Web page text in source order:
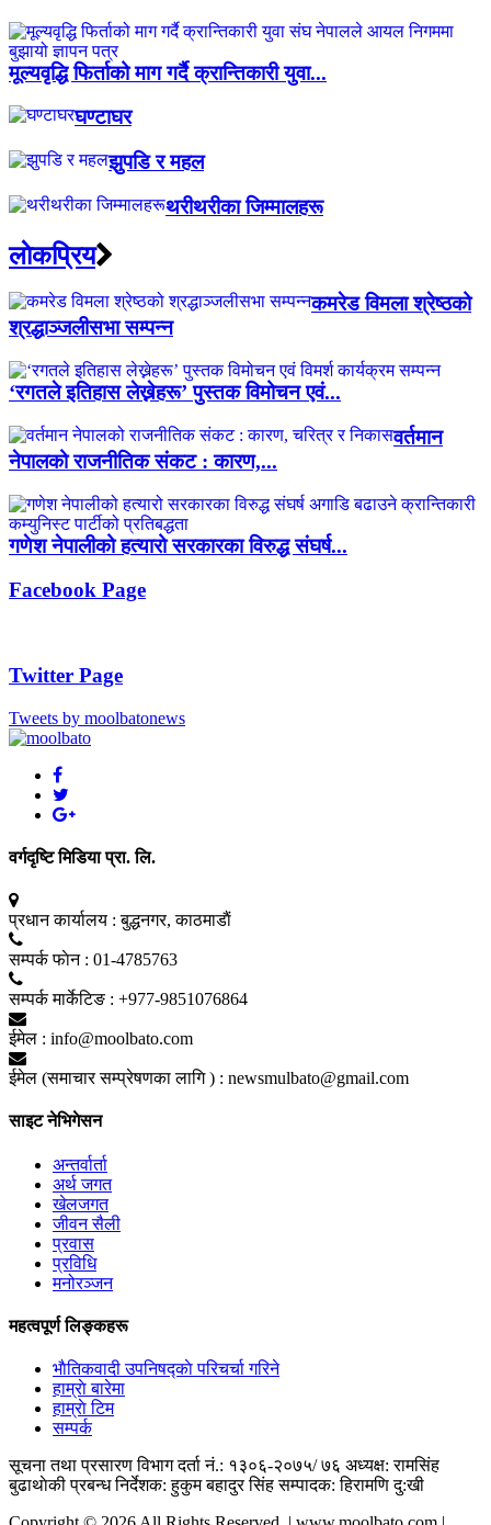
मूल्यवृद्धि फिर्ताको माग गर्दै क्रान्तिकारी युवा...
घण्टाघर
झुपडि र महल
थरीथरीका जिम्मालहरू
लाेकप्रिय
कमरेड विमला श्रेष्ठको
श्रद्धाञ्जलीसभा सम्पन्न
‘रगतले इतिहास लेख्नेहरू’ पुस्तक विमोचन एवं...
वर्तमान
नेपालको राजनीतिक संकट : कारण,...
गणेश नेपालीको हत्यारो सरकारका विरुद्ध संघर्ष...
Facebook Page
Twitter Page
Tweets by moolbatonews
वर्गदृष्टि मिडिया प्रा. लि.
प्रधान कार्यालय : बुद्धनगर, काठमाडाैं
सम्पर्क फाेन : 01-4785763
सम्पर्क मार्केटिङ : +977-9851076864
ईमेल : info@moolbato.com
ईमेल (समाचार सम्प्रेषणका लागि ) : newsmulbato@gmail.com
साइट नेभिगेसन
अन्तर्वार्ता
अर्थ जगत
खेलजगत
जीवन सैली
प्रवास
प्रविधि
मनोरञ्जन
महत्वपूर्ण लिङ्कहरू
भाैतिकवादी उपनिषद्काे परिचर्चा गरिने
हाम्राे बारेमा
हाम्राे टिम
सम्पर्क
सूचना तथा प्रसारण विभाग दर्ता नं.: १३०६-२०७५/ ७६ अध्यक्ष: रामसिंह
बुढाथाेकी प्रबन्ध निर्देशक: हुकुम बहादुर सिंह सम्पादक: हिरामणि दु:खी